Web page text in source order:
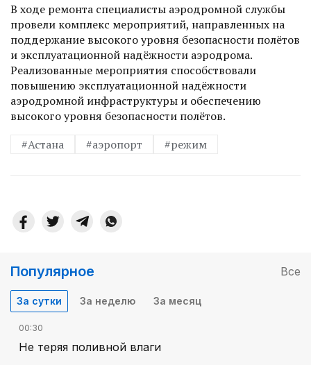
В ходе ремонта специалисты аэродромной службы
провели комплекс мероприятий, направленных на
поддержание высокого уровня безопасности полётов
и эксплуатационной надёжности аэродрома.
Реализованные мероприятия способствовали
повышению эксплуатационной надёжности
аэродромной инфраструктуры и обеспечению
высокого уровня безопасности полётов.
#Астана
#аэропорт #режим
Популярное Все
За сутки За неделю За месяц
00:30
Не теряя поливной влаги